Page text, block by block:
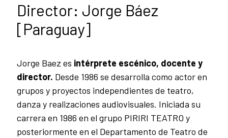
Director: Jorge Báez
[Paraguay]
Jorge Baez es intérprete escénico, docente y
director. Desde 1986 se desarrolla como actor en
grupos y proyectos independientes de teatro,
danza y realizaciones audiovisuales. Iniciada su
carrera en 1986 en el grupo PIRIRI TEATRO y
posteriormente en el Departamento de Teatro de